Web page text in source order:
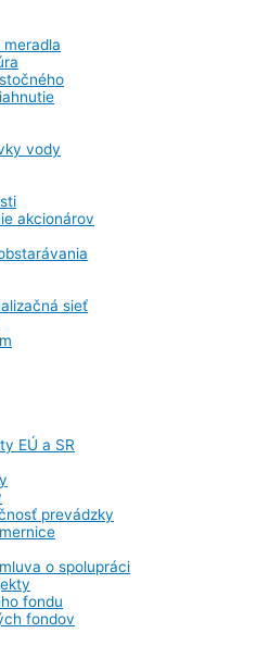
vody
akcionárov
sieť
EÚ a SR
prevádzky
o spolupráci
fondu
fondov